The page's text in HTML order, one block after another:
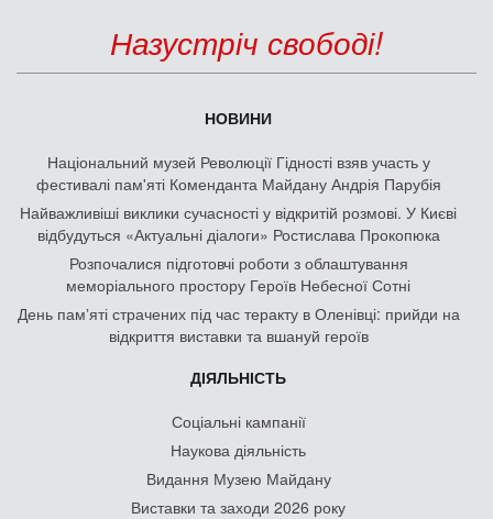
Назустріч свободі!
НОВИНИ
Національний музей Революції Гідності взяв участь у
фестивалі пам'яті Коменданта Майдану Андрія Парубія
Найважливіші виклики сучасності у відкритій розмові. У Києві
відбудуться «Актуальні діалоги» Ростислава Прокопюка
Розпочалися підготовчі роботи з облаштування
меморіального простору Героїв Небесної Сотні
День памʼяті страчених під час теракту в Оленівці: прийди на
відкриття виставки та вшануй героїв
ДІЯЛЬНІСТЬ
Соціальні кампанії
Наукова діяльність
Видання Музею Майдану
Виставки та заходи 2026 року